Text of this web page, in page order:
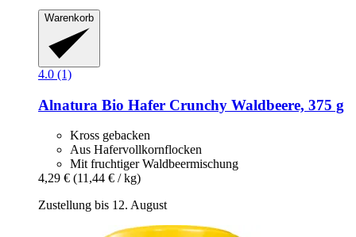
Warenkorb
4.0 (1)
Alnatura Bio Hafer Crunchy Waldbeere, 375 g
Kross gebacken
Aus Hafervollkornflocken
Mit fruchtiger Waldbeermischung
4,29 € (11,44 € / kg)
Zustellung bis 12. August